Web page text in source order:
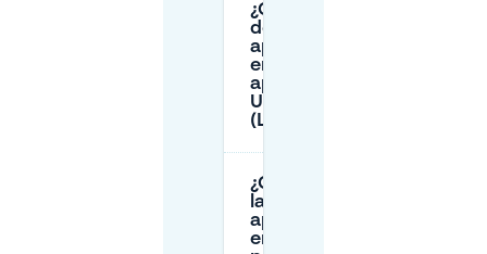
¿Qué zonas
de
aparcamiento
en la calle se
aplican en
Uilebomen
(La Haya)?
¿Cuáles son
las horas de
aparcamiento
en la calle con